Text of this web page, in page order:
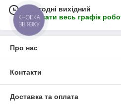
Сьогодні вихідний
Показати весь графік
Про нас
Контакти
Доставка та оплата
КНОПКА
ЗВ'ЯЗКУ